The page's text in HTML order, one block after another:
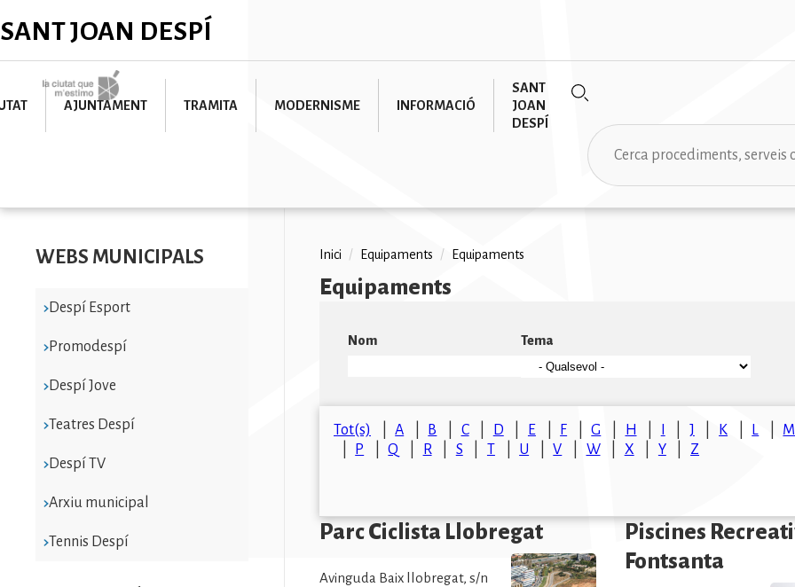
al
SANT JOAN DESPÍ
Imatge
AJUNTAMENT TRAMITA MODERNISME INFORMACIÓ
SANT
JOAN
DESPÍ
Cerca
WEBS MUNICIPALS
Despí Esport
Promodespí
Despí Jove
Teatres Despí
Despí TV
Arxiu municipal
Tennis Despí
Fil
d'ariadna
Inici / Equipaments / Equipaments
Equipaments
Nom Tema
Tot(s) A B C D E F G H J K L
M
P
Q R S T U V W X Y Z
Parc Ciclista Llobregat
Avinguda Baix llobregat, s/n
Piscines
Fontsanta